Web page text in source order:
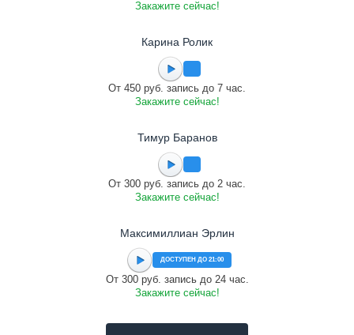
Закажите сейчас!
Карина Ролик
От 450 руб. запись до 7 час.
Закажите сейчас!
Тимур Баранов
От 300 руб. запись до 2 час.
Закажите сейчас!
Максимиллиан Эрлин
ДОСТУПЕН ДО 21:00
От 300 руб. запись до 24 час.
Закажите сейчас!